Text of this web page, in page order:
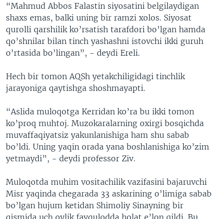
“Mahmud Abbos Falastin siyosatini belgilaydigan
shaxs emas, balki uning bir ramzi xolos. Siyosat
qurolli qarshilik ko’rsatish tarafdori bo’lgan hamda
qo’shnilar bilan tinch yashashni istovchi ikki guruh
o’rtasida bo’lingan”, - deydi Ereli.
Hech bir tomon AQSh yetakchiligidagi tinchlik
jarayoniga qaytishga shoshmayapti.
“Aslida muloqotga Kerridan ko’ra bu ikki tomon
ko’proq muhtoj. Muzokaralarning oxirgi bosqichda
muvaffaqiyatsiz yakunlanishiga ham shu sabab
bo’ldi. Uning yaqin orada yana boshlanishiga ko’zim
yetmaydi”, - deydi professor Ziv.
Muloqotda muhim vositachilik vazifasini bajaruvchi
Misr yaqinda chegarada 33 askarining o’limiga sabab
bo’lgan hujum ketidan Shimoliy Sinayning bir
qismida uch oylik favqulodda holat e’lon qildi. Bu